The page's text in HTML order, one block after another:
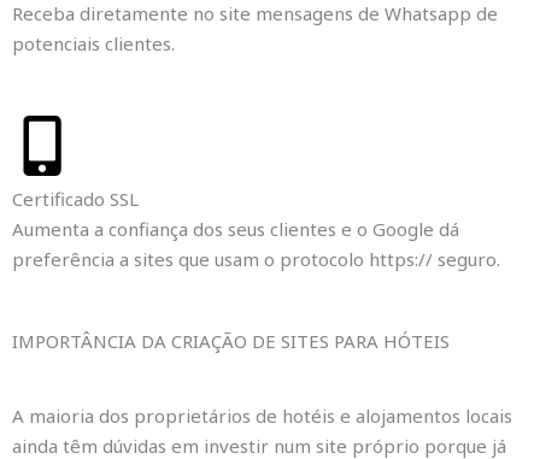
Receba diretamente no site mensagens de Whatsapp de
potenciais clientes.
Certificado SSL
Aumenta a confiança dos seus clientes e o Google dá
preferência a sites que usam o protocolo https:// seguro.
IMPORTÂNCIA DA CRIAÇÃO DE SITES PARA HÓTEIS
A maioria dos proprietários de hotéis e alojamentos locais
ainda têm dúvidas em investir num site próprio porque já